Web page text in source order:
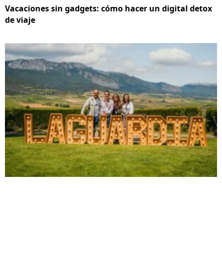
Vacaciones sin gadgets: cómo hacer un digital detox
de viaje